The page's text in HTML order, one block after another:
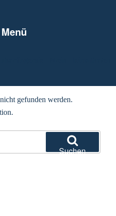
Menü
gefunden werden.
Suchen